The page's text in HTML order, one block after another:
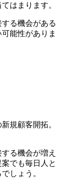
はまります。
る機会がある
能性がありま
規顧客開拓。
る機会が増え
でも毎日人と
しょう。